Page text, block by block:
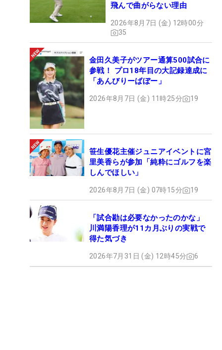
飛んで曲がらない理由
2026年8月7日 (金) 12時00分
35
金田久美子がツアー通算500試合に
参戦！ プロ18年目の大記録達成に
「あんびりーばぼー」
2026年8月7日 (金) 11時25分 19
笹生優花主催ジュニアイベントに宮
里美香らが参加「純粋にゴルフを楽
しんでほしい」
2026年8月7日 (金) 07時15分 19
「試合勘は必要なかったのかな」
川満陽香理が11カ月ぶりの実戦で
得た気づき
2026年7月31日 (金) 12時45分 6